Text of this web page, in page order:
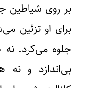
بر روی شیاطین
برای او تزئین
جلوه می‌کرد.
بی‌اندازد و